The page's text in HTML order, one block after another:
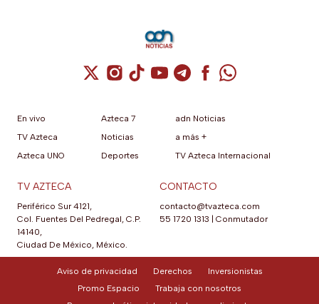
Cuenta de X / Twitter (se abre en una
Cuenta de Instagram (se abre en una
Cuenta de TikTok (se abre en
Cuenta de YouTube (se abre
Cuenta de Telegram (se
Cuenta de
Cuenta de
En vivo
TV Azteca
Azteca UNO
Azteca 7
Noticias
Deportes
adn Noticias
a más +
TV Azteca Internacional
TV AZTECA
Periférico Sur 4121,
Col. Fuentes Del Pedregal, C.P.
14140,
Ciudad De México, México.
CONTACTO
contacto@tvazteca.com
55 1720 1313
Conmutador
Aviso de privacidad Derechos
Inversionistas
Promo Espacio
Trabaja con nosotros